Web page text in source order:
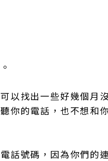
以找出一些好幾個月
你的電話，也不想和
話號碼，因為你們的